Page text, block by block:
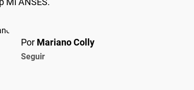
Por Mariano Colly
Seguir